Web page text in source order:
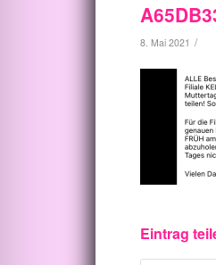
8. Mai 2021 /
Eintrag